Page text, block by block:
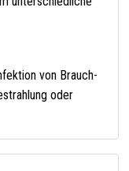
von Brauch-
oder